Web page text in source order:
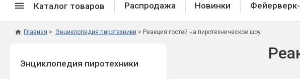
Каталог товаров
Распродажа фейерверков
Распродажа Новинки
Главная Энциклопедия пиротехники Реакция гостей на пиротехническое шоу
Энциклопедия пиротехники